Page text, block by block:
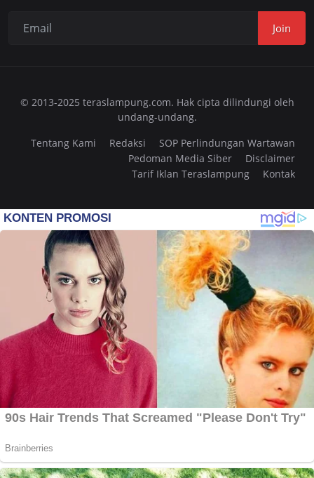
Join
© 2013-2025 teraslampung.com. Hak cipta dilindungi oleh
undang-undang.
Tentang Kami
Redaksi
SOP Perlindungan Wartawan
Pedoman Media Siber
Disclaimer
Tarif Iklan Teraslampung
Kontak